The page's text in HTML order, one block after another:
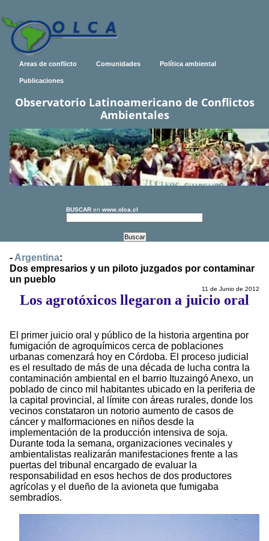
Areas de conflicto Comunidades Política ambiental
Publicaciones
Observatorio Latinoamericano de Conflictos
Ambientales
BUSCAR en www.olca.cl
- Argentina:
Dos empresarios y un piloto juzgados por contaminar
un pueblo
11 de Junio de 2012
Los agrotóxicos llegaron a juicio oral
El primer juicio oral y público de la historia argentina por
fumigación de agroquímicos cerca de poblaciones
urbanas comenzará hoy en Córdoba. El proceso judicial
es el resultado de más de una década de lucha contra la
contaminación ambiental en el barrio Ituzaingó Anexo, un
poblado de cinco mil habitantes ubicado en la periferia de
la capital provincial, al límite con áreas rurales, donde los
vecinos constataron un notorio aumento de casos de
cáncer y malformaciones en niños desde la
implementación de la producción intensiva de soja.
Durante toda la semana, organizaciones vecinales y
ambientalistas realizarán manifestaciones frente a las
puertas del tribunal encargado de evaluar la
responsabilidad en esos hechos de dos productores
agrícolas y el dueño de la avioneta que fumigaba
sembradíos.